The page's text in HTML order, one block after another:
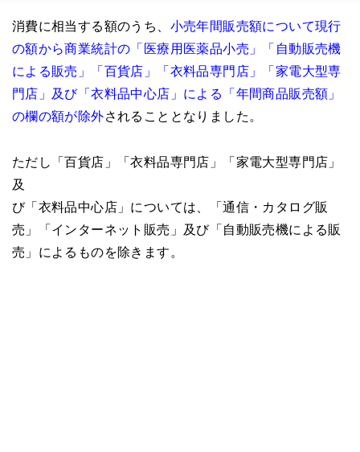
消費に相当する額のうち、 小売年間販売額について現行
の額から商業統計の「医療用医薬品小売」「自動販売機
による販売」「百貨店」「衣料品専門店」「家電大型専
門店」及び「衣料品中心店」による「年間商品販売額」
の欄の額が除外されることとなりました。
ただし「百貨店」「衣料品専門店」「家電大型専門店」
及
び「衣料品中心店」については、「通信・カタログ販
売」「インターネット販売」及び「自動販売機による販
売」によるものを除きます。